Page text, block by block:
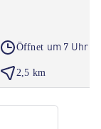
Öffnet um 7 Uhr
2,5 km